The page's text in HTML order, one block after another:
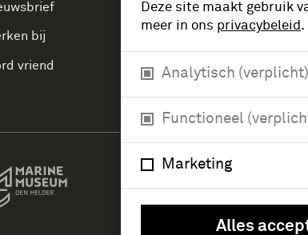
Deze site maakt gebruik
meer in ons privacybeleid.
Analytisch (verplicht)
Functioneel
Marketing
Alles
bij
vriend
Tickets
Verlengde Paltzerweg